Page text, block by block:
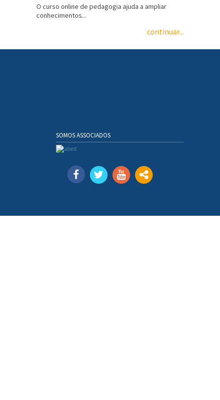
O curso online de pedagogia ajuda a ampliar
conhecimentos...
continuar...
SOMOS ASSOCIADOS